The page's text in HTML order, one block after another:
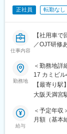
た様々な衛
しい『快』
存在意義
ッグスト
しょうか？
日常的に使
自分の手で
■働く環境：
分休憩を挟
・チームで
正社員 転勤なし
仕事内容
【社用車
／OJT研修
■業務内容：
医薬品卸
や販売促
営業先は既
います。
勤務地
＜勤務地詳
17 カミビ
策：敷地
です 受動喫
【最寄り駅】
大阪天満宮
給与
＜予定年収
月額（基本